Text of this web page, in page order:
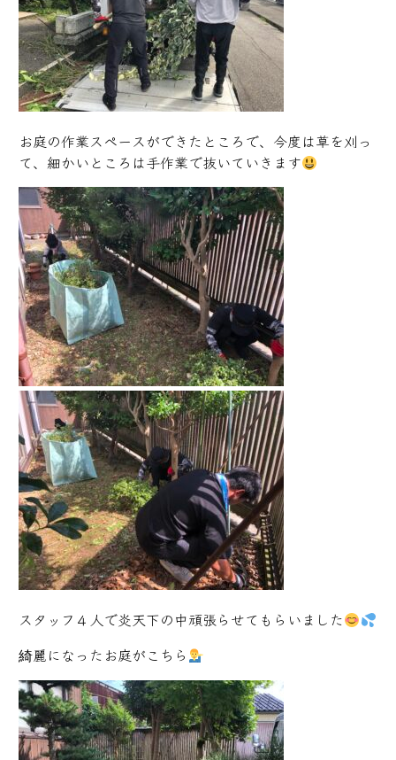
お庭の作業スペースができたところで、今度は草を刈っ
て、細かいところは手作業で抜いていきます
スタッフ４人で炎天下の中頑張らせてもらいました
綺麗になったお庭がこちら